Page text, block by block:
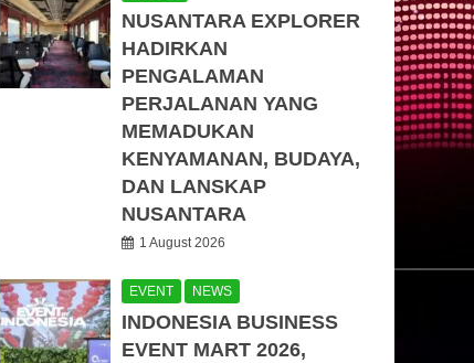
NUSANTARA EXPLORER
HADIRKAN
PENGALAMAN
PERJALANAN YANG
MEMADUKAN
KENYAMANAN, BUDAYA,
DAN LANSKAP
NUSANTARA
1 August 2026
EVENT NEWS
INDONESIA BUSINESS
EVENT MART 2026,